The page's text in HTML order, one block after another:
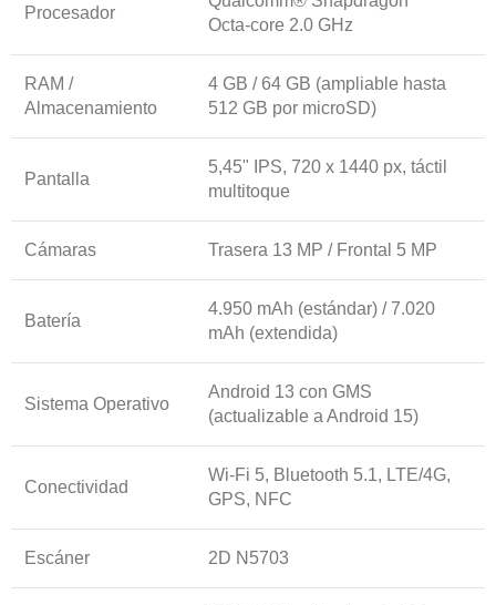
Procesador
Octa-core 2.0 GHz
RAM /
Almacenamiento
4 GB / 64 GB (ampliable hasta
512 GB por microSD)
Pantalla
5,45" IPS, 720 x 1440 px, táctil
multitoque
Cámaras Trasera 13 MP / Frontal 5 MP
Batería
4.950 mAh (estándar) / 7.020
mAh (extendida)
Sistema Operativo
Android 13 con GMS
(actualizable a Android 15)
Conectividad
Wi-Fi 5, Bluetooth 5.1, LTE/4G,
GPS, NFC
Escáner 2D N5703